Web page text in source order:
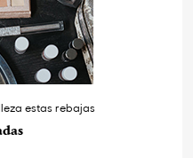
estas rebajas